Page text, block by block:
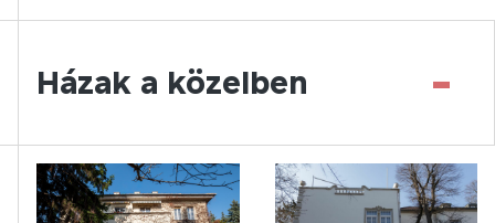
Házak a közelben -